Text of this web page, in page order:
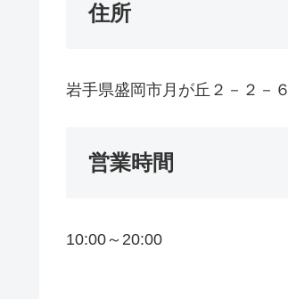
住所
岩手県盛岡市月が丘２－２－６
営業時間
10:00～20:00